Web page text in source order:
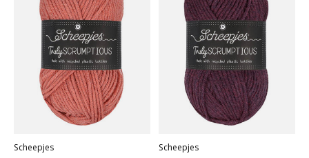
Scheepjes Scheepjes